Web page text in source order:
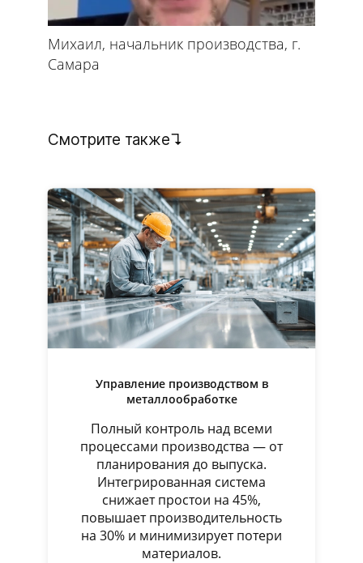
Михаил, начальник производства, г.
Самара
Смотрите также↴
Управление производством в
металлообработке
Полный контроль над всеми
процессами производства — от
планирования до выпуска.
Интегрированная система
снижает простои на 45%,
повышает производительность
на 30% и минимизирует потери
материалов.